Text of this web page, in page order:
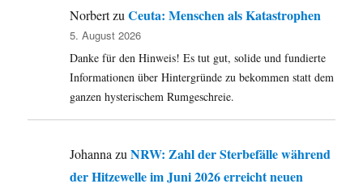
Mittwoch
Standorte
für
Windräder
Widerstand
wächst
NorbertzuCeuta: Menschen als Katastrophen
5. August 2026
Danke für den Hinweis! Es tut gut, solide und fundierte
Informationen über Hintergründe zu bekommen statt dem
ganzen hysterischem Rumgeschreie.
Johanna zuNRW: Zahl der Sterbefälle während
der Hitzewelle im Juni 2026 erreicht neuen